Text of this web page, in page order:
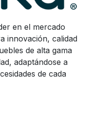
en el mercado
innovación, calidad
de alta gama
adaptándose a
de cada